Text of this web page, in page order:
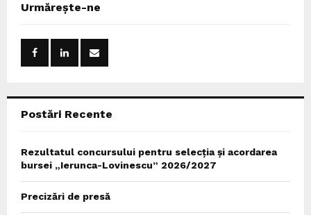
h
Urmărește-ne
Postări Recente
Rezultatul concursului pentru selecția și acordarea
bursei „Ierunca-Lovinescu” 2026/2027
Precizări de presă